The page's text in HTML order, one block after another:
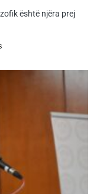
është njëra prej